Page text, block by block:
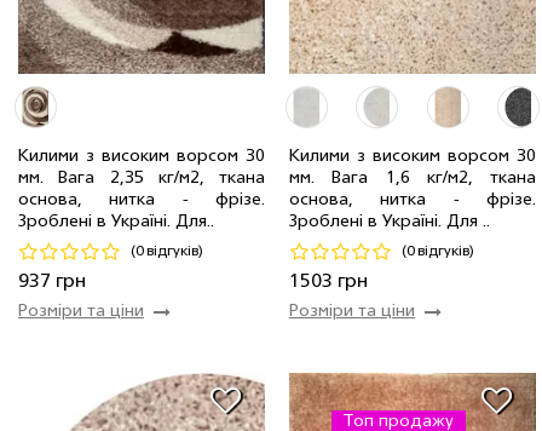
Килими з високим ворсом 30
мм. Вага 2,35 кг/м2, ткана
основа, нитка - фрiзе.
Зроблені в Україні. Для..
(0 відгуків)
937 грн
Розміри та ціни
0.80 x 1.50 м 1 шт 937 грн
Код 19627
Килими з високим ворсом 30
мм. Вага 1,6 кг/м2, ткана
основа, нитка - фрiзе.
Зроблені в Україні. Для ..
(0 відгуків)
1503 грн
Розміри та ціни
2.00 x 3.00 м 1 шт
4008 грн
1.50 x 1.50 м
1 шт 1503 грн
Код 19532
Топ продажу